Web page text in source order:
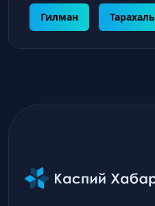
Гилман Тарахаль